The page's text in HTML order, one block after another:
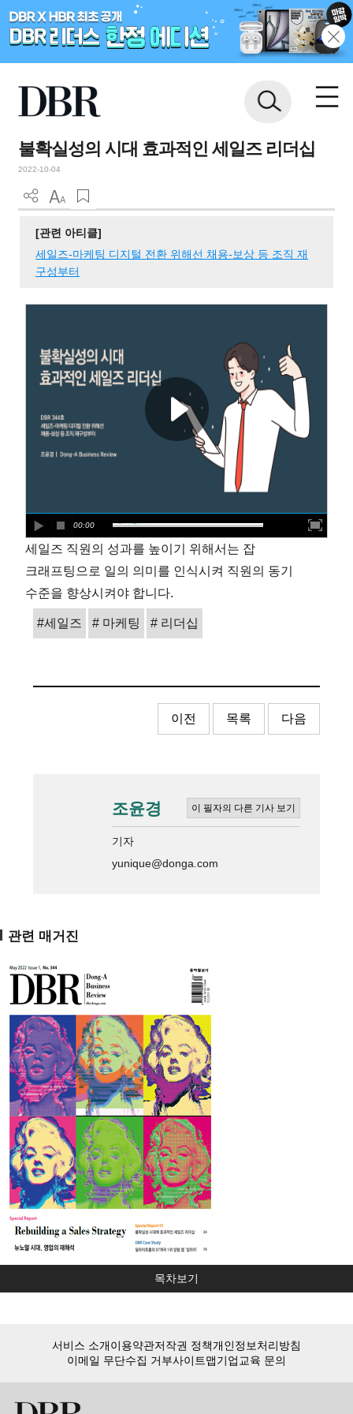
불확실성의 시대 효과적인 세일즈 리더십
2022-10-04
[관련 아티클]
세일즈-마케팅 디지털 전환 위해선 채용-보상 등 조직 재
구성부터
00:00
세일즈 직원의 성과를 높이기 위해서는 잡
크래프팅으로 일의 의미를 인식시켜 직원의 동기
수준을 향상시켜야 합니다.
#세일즈 # 마케팅 # 리더십
이전 목록 다음
조윤경 이 필자의 다른 기사 보기
기자
yunique@donga.com
관련 매거진
목차보기
서비스 소개이용약관저작권 정책개인정보처리방침
이메일 무단수집 거부사이트맵기업교육 문의